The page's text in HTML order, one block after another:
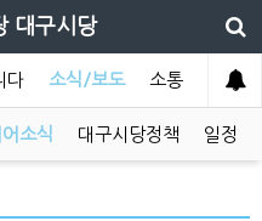
대구시당
다 소식/보도 소통
어소식 대구시당정책 일정